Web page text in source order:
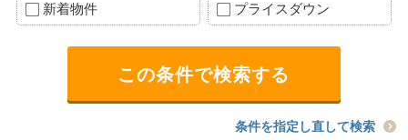
新着物件 プライスダウン
条件を指定し直して検索